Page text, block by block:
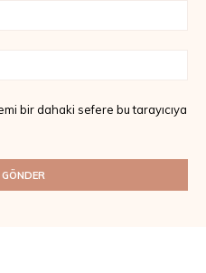
bir dahaki sefere bu tarayıcıya